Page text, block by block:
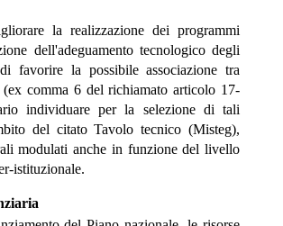
la realizzazione dei programmi
dell'adeguamento tecnologico degli
favorire la possibile associazione tra
comma 6 del richiamato articolo 17-
individuare per la selezione di tali
del citato Tavolo tecnico (Misteg),
modulati anche in funzione del livello
istituzionale.